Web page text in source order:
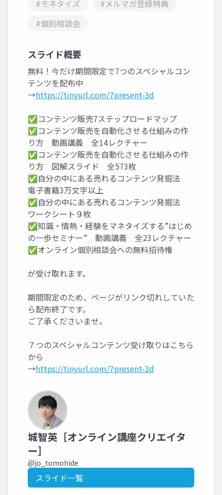
#モネタイズ
#メルマガ登録特典
#個別相談会
スライド概要
無料！今だけ期間限定で7つのスペシャルコン
テンツを配布中
→https://tinyurl.com/7present-3d
✅コンテンツ販売7ステップロードマップ
✅コンテンツ販売を自動化させる仕組みの作
り方 動画講義 全14レクチャー
✅コンテンツ販売を自動化させる仕組みの作
り方 図解スライド 全573枚
✅自分の中にある売れるコンテンツ発掘法
電子書籍3万文字以上
✅自分の中にある売れるコンテンツ発掘法
ワークシート９枚
✅知識・情熱・経験をマネタイズする”はじめ
の一歩セミナー” 動画講義 全23レクチャー
✅オンライン個別相談会への無料招待権
が受け取れます。
期間限定のため、ページがリンク切れしていた
ら配布終了です。
ご了承くださいませ。
７つのスペシャルコンテンツ受け取りはこちら
から
→https://tinyurl.com/7present-3d
城智英［オンライン講座クリエイタ
ー］
@jo_tomohide
スライド一覧